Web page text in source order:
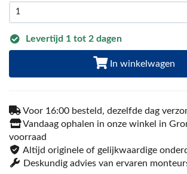
Levertijd 1 tot 2 dagen
In winkelwagen
Voor 16:00 besteld, dezelfde dag
Vandaag ophalen in onze winkel in
voorraad
Altijd originele of gelijkwaardige
Deskundig advies van ervaren